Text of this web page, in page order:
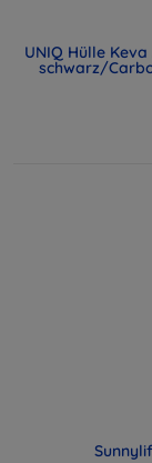
UNIQ Hülle
schwarz/